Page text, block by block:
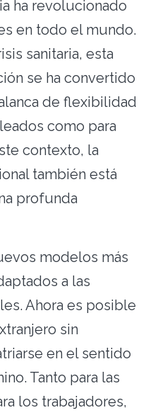
ha revolucionado
en todo el mundo.
sanitaria, esta
se ha convertido
de flexibilidad
como para
contexto, la
también está
profunda
modelos más
a las
Ahora es posible
sin
en el sentido
Tanto para las
los trabajadores,